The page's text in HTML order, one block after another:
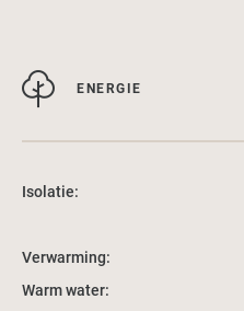
ENERGIE
Isolatie:
Verwarming:
Warm water: